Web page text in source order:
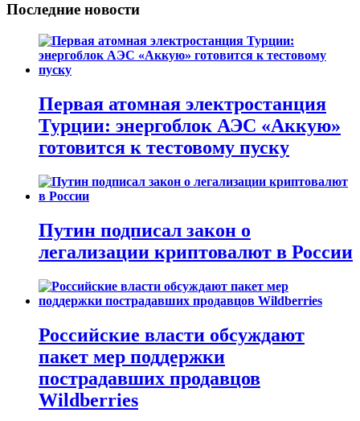
Последние новости
Первая атомная электростанция
Турции: энергоблок АЭС «Аккую»
готовится к тестовому пуску
Путин подписал закон о
легализации криптовалют в России
Российские власти обсуждают
пакет мер поддержки
пострадавших продавцов
Wildberries